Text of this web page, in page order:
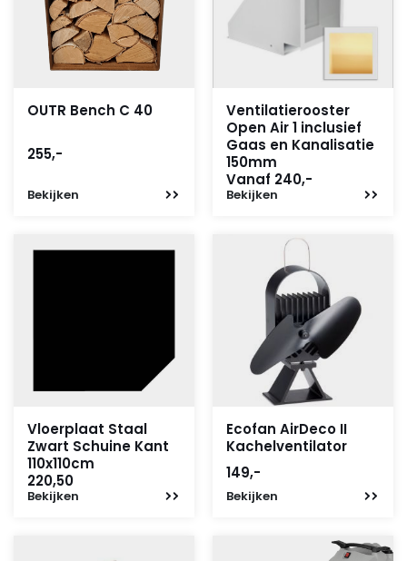
OUTR Bench C 40
255,-
Bekijken
Ventilatierooster
Open Air 1 inclusief
Gaas en Kanalisatie
150mm
Vanaf 240,-
Bekijken
Vloerplaat Staal
Zwart Schuine Kant
110x110cm
220,50
Bekijken
Ecofan AirDeco II
Kachelventilator
149,-
Bekijken